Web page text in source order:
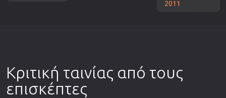
2011
Κριτική ταινίας από τους
επισκέπτες